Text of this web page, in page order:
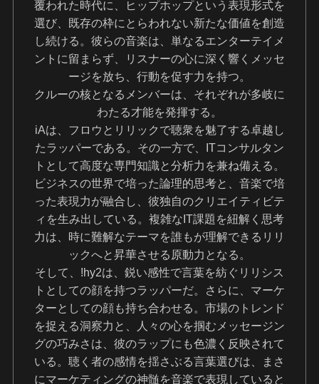
覆われた時代に、ヒップホップという表現形式を
選び、既存の枠にとらわれない新たな価値を創造
し続ける。彼らの音楽は、単なるエンターテイメ
ントに留まらず、リスナーの心に深く響くメッセ
ージを放ち、行動を促す力を持つ。
クルーの核となるメンバーは、それぞれが多岐に
わたる才能を発揮する。
iAは、フロウとリリックで聴衆を魅了する卓越し
たラッパーである。その一方で、ITコンサルタン
トとして高度な専門知識と分析力を兼ね備える。
ビジネスの世界で培った論理的思考と、音楽で培
った表現力が融合し、彼独自のクリエイティビテ
ィを生み出している。複雑なIT課題を紐解く思考
力は、時に難解なテーマを誰もが理解できるリリ
ックへと昇華させる原動力となる。
そして、!hy2は、鋭い感性で言葉を紡ぐリリシス
トとしての顔を持つラッパーだ。さらに、マーケ
ターとしての顔も持ち合わせる。市場のトレンド
を捉える洞察力と、人々の心を掴むメッセージン
グの巧みさは、彼のラップにも色濃く反映されて
いる。聴く者の感情を揺さぶる言葉選びは、まさ
にマーケティングの神髄を音楽で表現していると